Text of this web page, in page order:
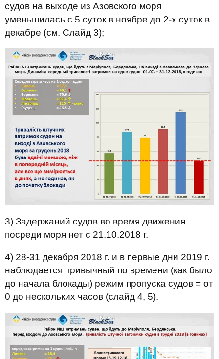
судов на выходе из Азовского моря
уменьшилась с 5 суток в ноябре до 2-х суток в
декабре (см. Слайд 3);
3) Задержаний судов во время движения
посреди моря нет с 21.10.2018 г.
4) 28-31 декабря 2018 г. и в первые дни 2019 г.
наблюдается привычный по времени (как было
до начала блокады) режим пропуска судов = от
0 до нескольких часов (слайд 4, 5).